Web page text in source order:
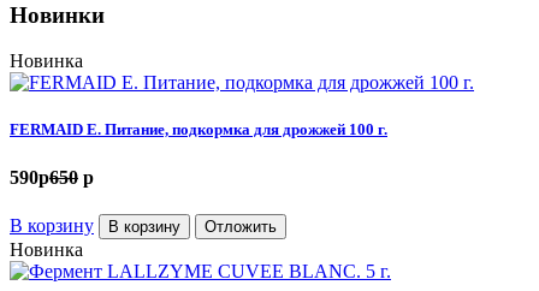
Новинки
Новинка
FERMAID E. Питание, подкормка для дрожжей 100 г.
590p650 p
В корзину В корзину Отложить
Новинка